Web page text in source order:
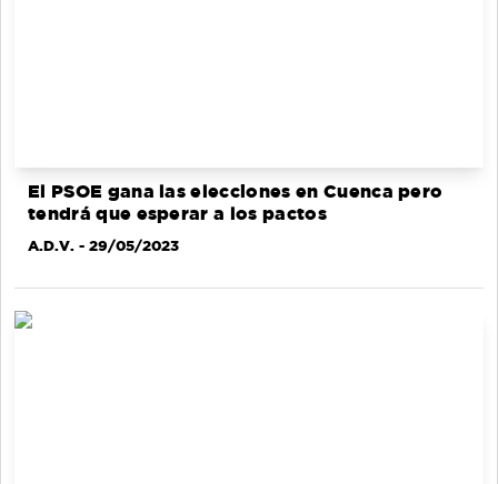
El PSOE gana las elecciones en Cuenca pero
tendrá que esperar a los pactos
A.D.V. - 29/05/2023